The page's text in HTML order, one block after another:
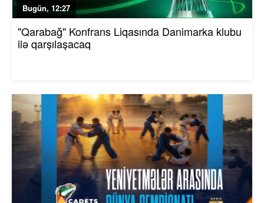
Bugün, 12:27
"Qarabağ" Konfrans Liqasında Danimarka klubu
ilə qarşılaşacaq